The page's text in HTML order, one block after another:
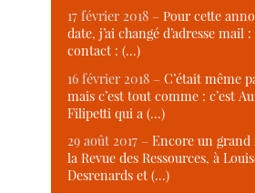
17 février 2018 –Pour cette
date, j’ai changé d’adresse mail :
contact : (…)
16 février 2018 –C’était même
mais c’est tout comme : c’est
Filipetti qui a (…)
29 août 2017 –Encore un grand
la Revue des Ressources, à
Desrenards et (…)